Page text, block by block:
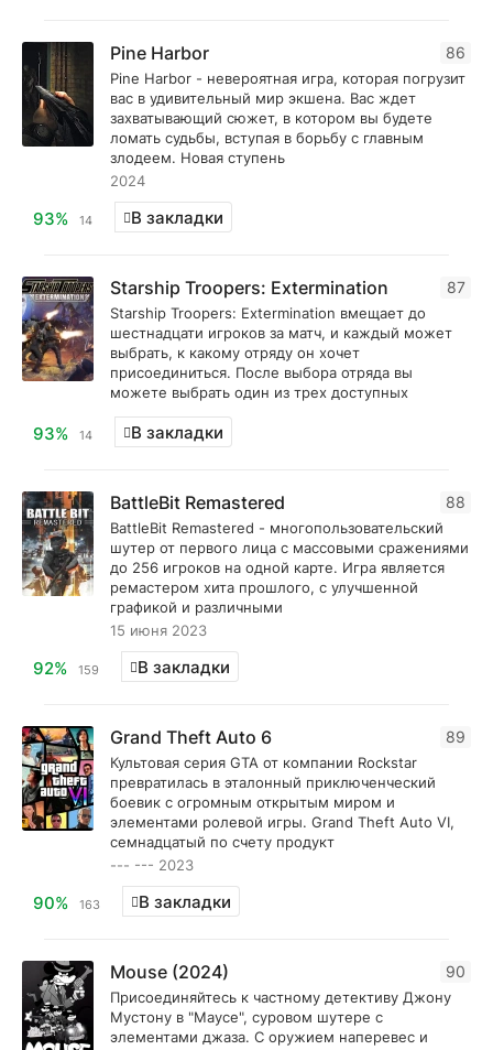
86
Pine Harbor
Pine Harbor - невероятная игра, которая погрузит
вас в удивительный мир экшена. Вас ждет
захватывающий сюжет, в котором вы будете
ломать судьбы, вступая в борьбу с главным
злодеем. Новая ступень
2024
93% 14 В закладки
87
Starship Troopers: Extermination
Starship Troopers: Extermination вмещает до
шестнадцати игроков за матч, и каждый может
выбрать, к какому отряду он хочет
присоединиться. После выбора отряда вы
можете выбрать один из трех доступных
93% 14 В закладки
88
BattleBit Remastered
BattleBit Remastered - многопользовательский
шутер от первого лица с массовыми сражениями
до 256 игроков на одной карте. Игра является
ремастером хита прошлого, с улучшенной
графикой и различными
15 июня 2023
92% 159 В закладки
89
Grand Theft Auto 6
Культовая серия GTA от компании Rockstar
превратилась в эталонный приключенческий
боевик с огромным открытым миром и
элементами ролевой игры. Grand Theft Auto VI,
семнадцатый по счету продукт
--- --- 2023
90% 163 В закладки
90
Mouse (2024)
Присоединяйтесь к частному детективу Джону
Мустону в "Маусе", суровом шутере с
элементами джаза. С оружием наперевес и